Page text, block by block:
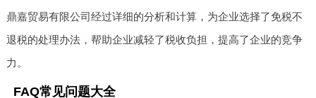
鼎嘉贸易有限公司经过详细的分析和计算，为企业选择了免税不
退税的处理办法，帮助企业减轻了税收负担，提高了企业的竞争
力。
FAQ常见问题大全